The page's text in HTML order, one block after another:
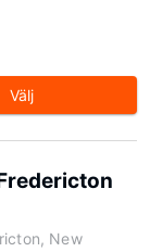
Välj
New